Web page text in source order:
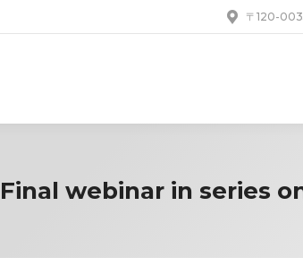
〒120-
webinar in series